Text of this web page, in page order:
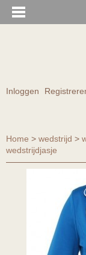
Inloggen
Home > wedstrijd >
wedstrijdjasje